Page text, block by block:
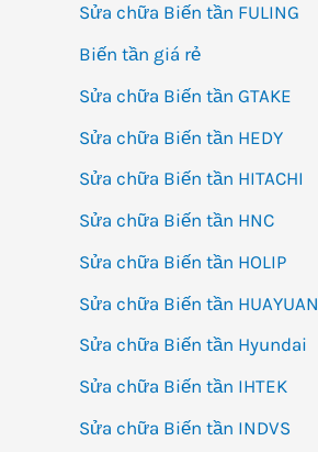
Sửa chữa Biến tần FULING
Biến tần giá rẻ
Sửa chữa Biến tần GTAKE
Sửa chữa Biến tần HEDY
Sửa chữa Biến tần HITACHI
Sửa chữa Biến tần HNC
Sửa chữa Biến tần HOLIP
Sửa chữa Biến tần HUAYUAN
Sửa chữa Biến tần Hyundai
Sửa chữa Biến tần IHTEK
Sửa chữa Biến tần INDVS